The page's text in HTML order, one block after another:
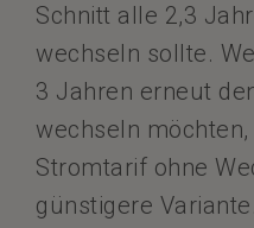
Schnitt alle 2,3
wechseln sollte.
3 Jahren erneut
wechseln
Stromtarif ohne
günstigere